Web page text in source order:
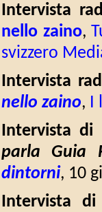
Intervista
nello zaino,
svizzero
Intervista
nello zaino, I
Intervista di
parla Guia
dintorni, 10
Intervista